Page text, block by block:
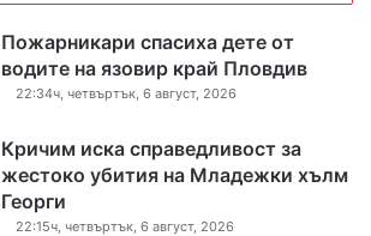
Пожарникари спасиха дете от
водите на язовир край Пловдив
22:34ч, четвъртък, 6 август, 2026
Кричим иска справедливост за
жестоко убития на Младежки хълм
Георги
22:15ч, четвъртък, 6 август, 2026